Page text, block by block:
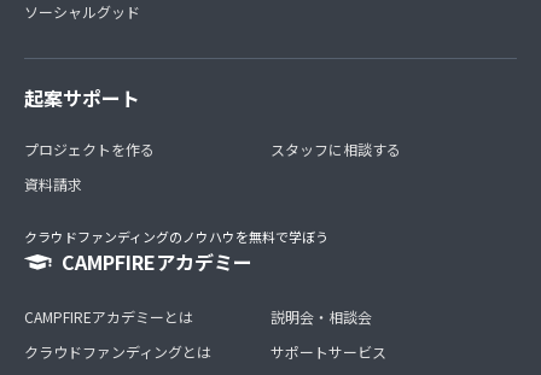
ソーシャルグッド
起案サポート
プロジェクトを作る
資料請求
スタッフに相談する
クラウドファンディングのノウハウを無料で学ぼう
CAMPFIREアカデミー
CAMPFIREアカデミーとは
クラウドファンディングとは
説明会・相談会
サポートサービス